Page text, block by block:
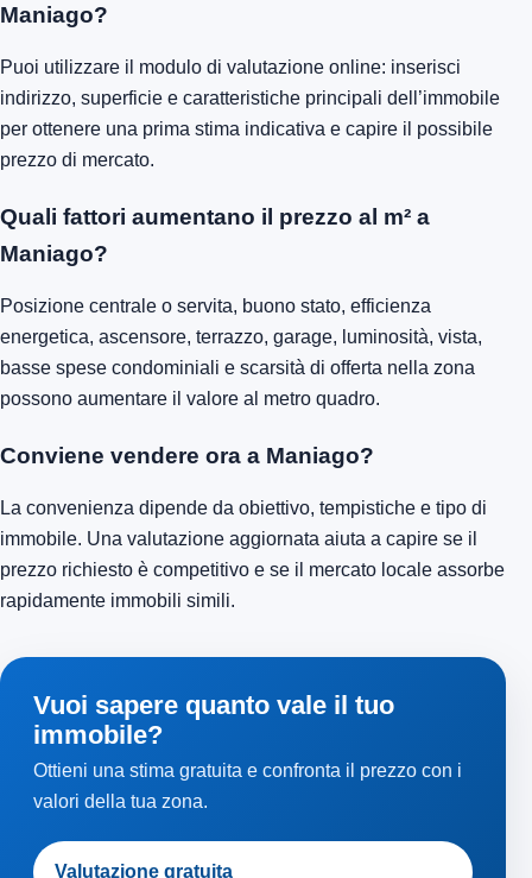
Maniago?
Puoi utilizzare il modulo di valutazione online: inserisci
indirizzo, superficie e caratteristiche principali dell’immobile
per ottenere una prima stima indicativa e capire il possibile
prezzo di mercato.
Quali fattori aumentano il prezzo al m² a
Maniago?
Posizione centrale o servita, buono stato, efficienza
energetica, ascensore, terrazzo, garage, luminosità, vista,
basse spese condominiali e scarsità di offerta nella zona
possono aumentare il valore al metro quadro.
Conviene vendere ora a Maniago?
La convenienza dipende da obiettivo, tempistiche e tipo di
immobile. Una valutazione aggiornata aiuta a capire se il
prezzo richiesto è competitivo e se il mercato locale assorbe
rapidamente immobili simili.
Vuoi sapere quanto vale il tuo
immobile?
Ottieni una stima gratuita e confronta il prezzo con i
valori della tua zona.
Valutazione gratuita